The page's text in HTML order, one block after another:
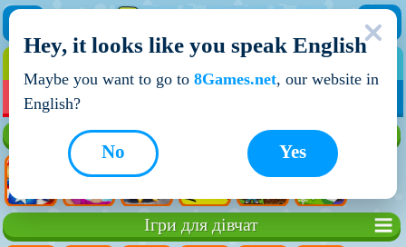
НОВІ ІГРИ
Ігри для дівчат
Hey, it looks like you speak English
Maybe you want to go to 8Games.net, our website in
English?
Yes
No